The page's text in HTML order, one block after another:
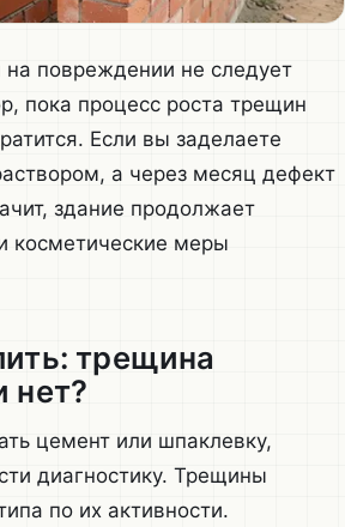
повреждении не следует
пока процесс роста трещин
Если вы заделаете
а через месяц дефект
здание продолжает
косметические меры
трещина
нет?
цемент или шпаклевку,
диагностику. Трещины
по их активности.